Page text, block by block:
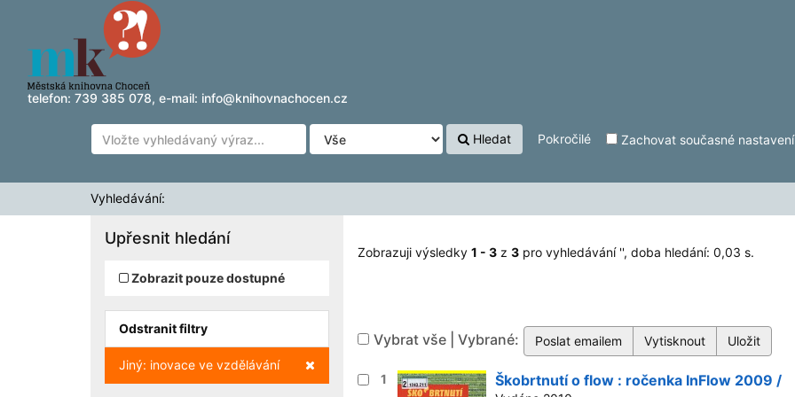
Zobrazuji výsledky1 - 3z3
Přeskočit na obsah
telefon: 739 385 078, e-mail: info@knihovnachocen.cz
Hledat Pokročilé Zachovat současné
Vyhledávání:
Zobrazuji výsledky 1 - 3 z 3 pro vyhledávání '', doba hledání: 0,03 s.
Vybrat vše | Vybrané:
1 Škobrtnutí o flow : ročenka InFlow 2009 /
Upřesnit hledání
Zobrazit pouze dostupné
Odstranit filtry
Zrušit filtr
Jiný: inovace ve vzdělávání